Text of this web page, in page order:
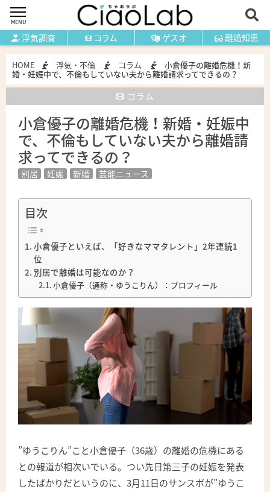
浮気調査 コラム ゲスオ 離婚知恵
MENU
HOME 浮気・不倫 コラム 小倉優子の離婚危機！新
婚・妊娠中で、不倫もしていない夫から離婚請求ってできるの？
コラム
小倉優子の離婚危機！新婚・妊娠中
で、不倫もしていない夫から離婚請
求ってできるの？
別居 妊娠 新婚 芸能ニュース
目次
小倉優子といえば、「好きなママタレント」2年連続1
位
別居で離婚は可能なのか？
小倉優子（通称・ゆうこりん）：プロフィール
”ゆうこりん”こと小倉優子（36歳）の離婚の危機にある
との報道が相次いでいる。つい先日第三子の妊娠を発表
したばかりだというのに、3月11日のサンスポが”ゆうこ